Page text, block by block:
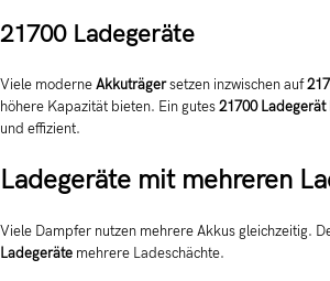
21700 Ladegeräte
Viele moderneAkkuträgersetzen inzwischen auf
höhere Kapazität bieten. Ein gutes21700 Ladegerät
und effizient.
Ladegeräte mit mehreren
Viele Dampfer nutzen mehrere Akkus gleichzeitig.
Ladegeräte mehrere Ladeschächte.